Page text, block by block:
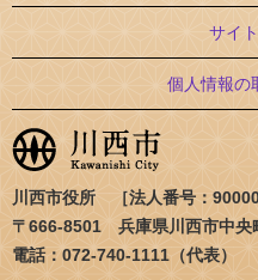
サイ
個人情報の
川西市役所 ［法人番号：
〒666-8501 兵庫県川西市中
電話：072-740-1111（代表）